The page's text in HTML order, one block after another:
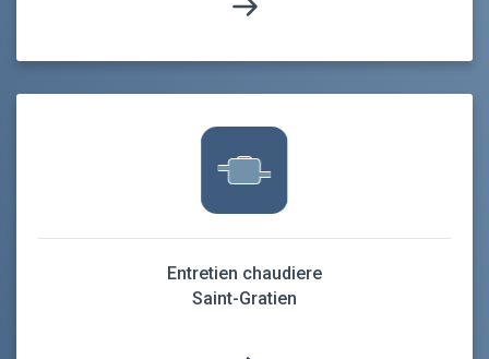
Entretien chaudiere
Saint-Gratien